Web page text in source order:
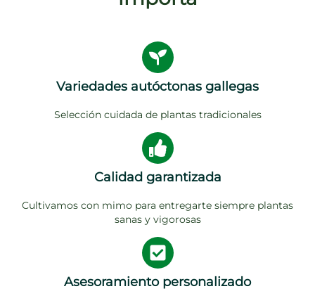
Variedades autóctonas gallegas
Selección cuidada de plantas tradicionales
Calidad garantizada
Cultivamos con mimo para entregarte siempre plantas
sanas y vigorosas
Asesoramiento personalizado